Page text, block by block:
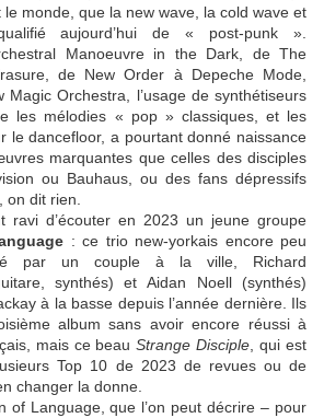
monde, que la new wave, la cold wave et
aujourd’hui de « post-punk ».
Manoeuvre in the Dark , deThe
, de New Order à Depeche Mode
Magic Orchestra , l’usage de synthétiseurs
les mélodies « pop » classiques, et les
le dancefloor, a pourtant donné naissance
marquantes que celles des disciples
ou Bauhaus , ou des fans dépressifs
on dit rien.
ravi d’écouter en 2023 un jeune groupe
: ce trio new-yorkais encore peu
par un couple à la ville, Richard
synthés) etAidan Noell(synthés)
à la basse depuis l’année dernière. Ils
album sans avoir encore réussi à
mais ce beauStrange Disciple , qui est
Top 10 de 2023 de revues ou de
changer la donne.
of Language, que l’on peut décrire – pour